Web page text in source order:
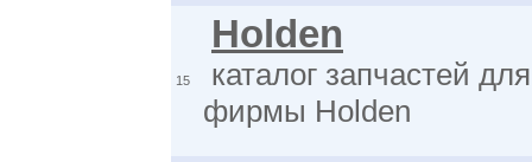
15
Holden
каталог запчастей
фирмы Holden